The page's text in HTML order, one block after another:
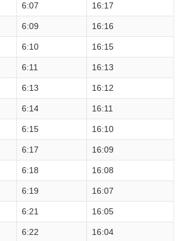
6:07 16:17
6:09 16:16
6:10 16:15
6:11 16:13
6:13 16:12
6:14 16:11
6:15 16:10
6:17 16:09
6:18 16:08
6:19 16:07
6:21 16:05
6:22 16:04